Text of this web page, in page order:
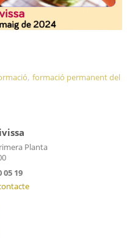
,formació permanent del
Planta
05 19